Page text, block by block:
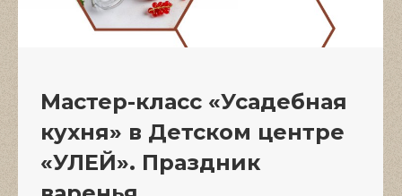
Мастер-класс «Усадебная
кухня» в Детском центре
«УЛЕЙ». Праздник